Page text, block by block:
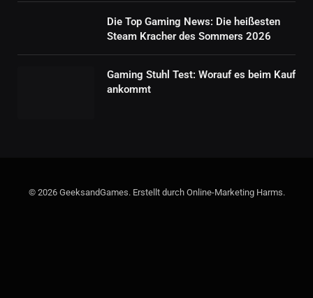
Die Top Gaming News: Die heißesten
Steam Kracher des Sommers 2026
Gaming Stuhl Test: Worauf es beim Kauf
ankommt
© 2026 GeeksandGames. Erstellt durch Online-Marketing Harms.